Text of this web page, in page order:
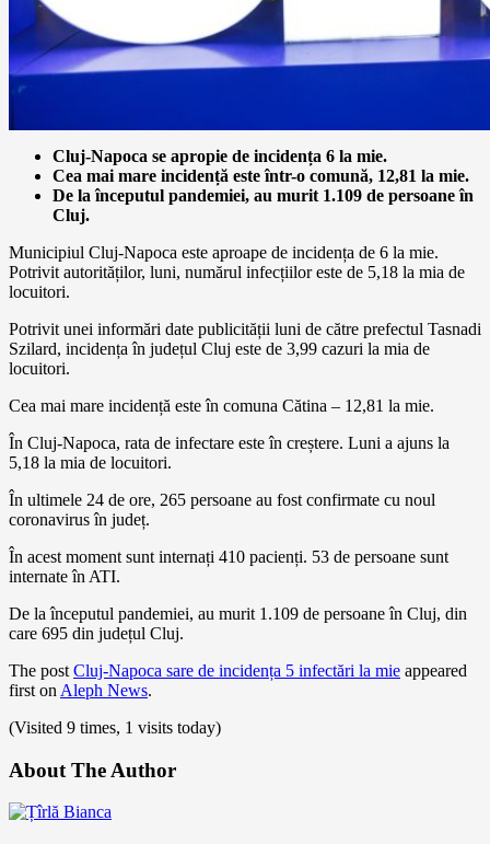
Cluj-Napoca se apropie de incidența 6 la mie.
Cea mai mare incidență este într-o comună, 12,81 la mie.
De la începutul pandemiei, au murit 1.109 de persoane în
Cluj.
Municipiul Cluj-Napoca este aproape de incidența de 6 la mie.
Potrivit autorităților, luni, numărul infecțiilor este de 5,18 la mia de
locuitori.
Potrivit unei informări date publicității luni de către prefectul Tasnadi
Szilard, incidența în județul Cluj este de 3,99 cazuri la mia de
locuitori.
Cea mai mare incidență este în comuna Cătina – 12,81 la mie.
În Cluj-Napoca, rata de infectare este în creștere. Luni a ajuns la
5,18 la mia de locuitori.
În ultimele 24 de ore, 265 persoane au fost confirmate cu noul
coronavirus în județ.
În acest moment sunt internați 410 pacienți. 53 de persoane sunt
internate în ATI.
De la începutul pandemiei, au murit 1.109 de persoane în Cluj, din
care 695 din județul Cluj.
The post Cluj-Napoca sare de incidența 5 infectări la mie appeared
first on Aleph News.
(Visited 9 times, 1 visits today)
About The Author